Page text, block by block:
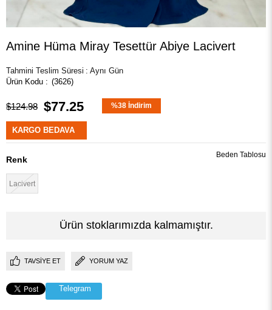
Amine Hüma Miray Tesettür Abiye Lacivert
Tahmini Teslim Süresi : Aynı Gün
(3626)
$124.98 $77.25 %38 İndirim
KARGO BEDAVA
Renk
Lacivert
Beden Tablosu
Ürün stoklarımızda kalmamıştır.
TAVSIYE ET YORUM YAZ
Telegram